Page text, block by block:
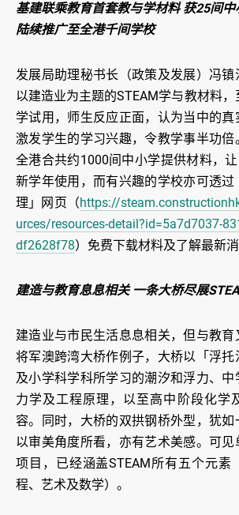
基建联乘教育首套教与学材料 获25间
陆续推广至全港千间学校
发展局助理秘书长（政策及发展）冯
以建造业为主题的STEAM学与教材料
学试用，师生反应正面，认为当中的
激发学生的学习兴趣，令教学事半功倍
全港合共约1000间中小学提供材料，
新学年使用，而有兴趣的学校亦可透过
理」网页（https://
urces/resources-detail?id=5a7d7037-
df2628f78）免费下载材料及了解最新消
建造与教育息息相关 一条大桥尽展
建造业与市民生活息息相关，但与教
将军澳跨湾大桥作例子，大桥以「浮
及小学科学科所学习的潮汐和浮力、
力学及工程原理，以至高中阶段化学
容。同时，大桥的双拱钢桥外型，犹
以审美角度所看，亦有艺术美感。可
项目，已经涵盖STEAM所有五个元素
程、艺术及数学）。